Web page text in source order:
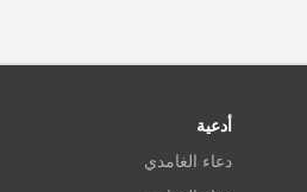
أدعية
دعاء الغامدي